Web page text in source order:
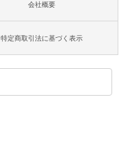
会社概要
特定商取引法に基づく表示